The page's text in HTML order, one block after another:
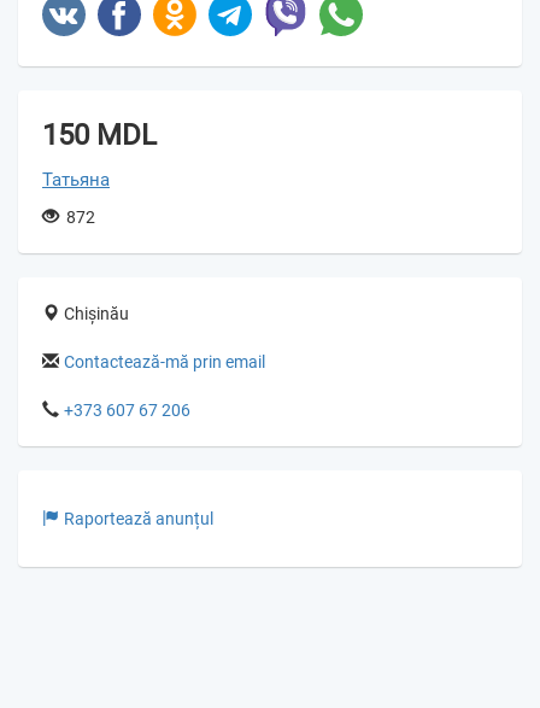
150 MDL
Татьяна
872
Chișinău
Contactează-mă prin email
+373 607 67 206
Raportează anunțul